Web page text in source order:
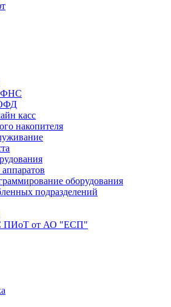
ФНС
касс
накопителя
оборудования
подразделений
ПИоТ от АО "ЕСП"